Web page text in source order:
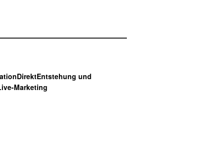
Entstehung und
Marketing